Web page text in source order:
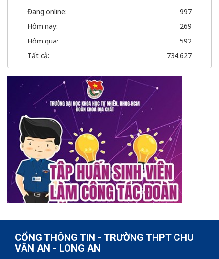
Đang online:
997
Hôm nay:
269
Hôm qua:
592
Tất cả:
734.627
CỔNG THÔNG TIN - TRƯỜNG THPT CHU
VĂN AN - LONG AN